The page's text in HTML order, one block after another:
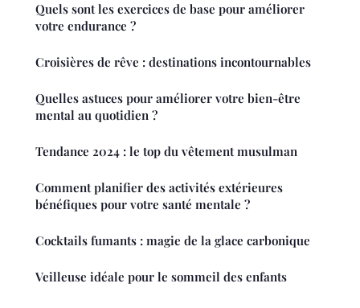
Quels sont les exercices de base pour améliorer
votre endurance ?
Croisières de rêve : destinations incontournables
Quelles astuces pour améliorer votre bien-être
mental au quotidien ?
Tendance 2024 : le top du vêtement musulman
Comment planifier des activités extérieures
bénéfiques pour votre santé mentale ?
Cocktails fumants : magie de la glace carbonique
Veilleuse idéale pour le sommeil des enfants